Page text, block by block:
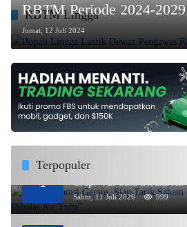
RBTM Lingga
RBTM Periode 2024-2029
Jumat, 12 Juli 2024
Terpopuler
1
Rida K Liamsi Geram, Siap
Grup: “Air Susu Dibalas Air
Sabtu, 11 Juli 2026 999